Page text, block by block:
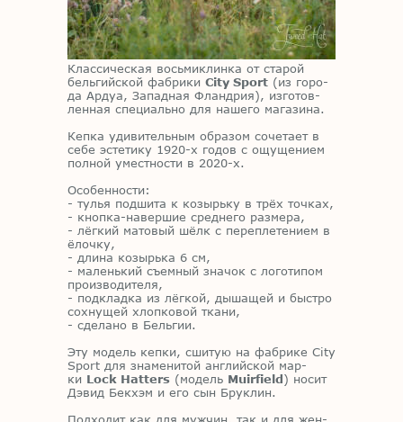
Клас­си­че­ская вось­ми­клин­ка от ста­рой
бель­гий­ской фаб­ри­ки City Sport (из го­ро­
да Ар­дуа, За­пад­ная Фланд­рия), из­го­тов­
лен­ная спе­ци­аль­но для на­ше­го ма­га­зи­на.
Кеп­ка уди­ви­тель­ным об­ра­зом со­че­та­ет в
себе эс­те­ти­ку 1920-х го­дов с ощу­ще­ни­ем
пол­ной умест­но­сти в 2020-х.
Осо­бен­но­сти:
- ту­лья под­ши­та к ко­зырь­ку в трёх точ­ках,
- кноп­ка-на­вер­шие сред­не­го раз­ме­ра,
- лёг­кий ма­то­вый шёлк с пе­ре­пле­те­ни­ем в
ёлоч­ку,
- дли­на ко­зырь­ка 6 см,
- ма­лень­кий съем­ный зна­чок с ло­го­ти­пом
про­из­во­ди­те­ля,
- под­клад­ка из лёг­кой, ды­ша­щей и быст­ро
сох­ну­щей хлоп­ко­вой тка­ни,
- сде­ла­но в Бель­гии.
Эту мо­дель кеп­ки, сши­тую на фаб­ри­ке City
Sport для зна­ме­ни­той ан­глий­ской мар­
ки Lock Hatters (мо­дель Muirfield) но­сит
Дэ­вид Бек­хэм и его сын Бруклин.